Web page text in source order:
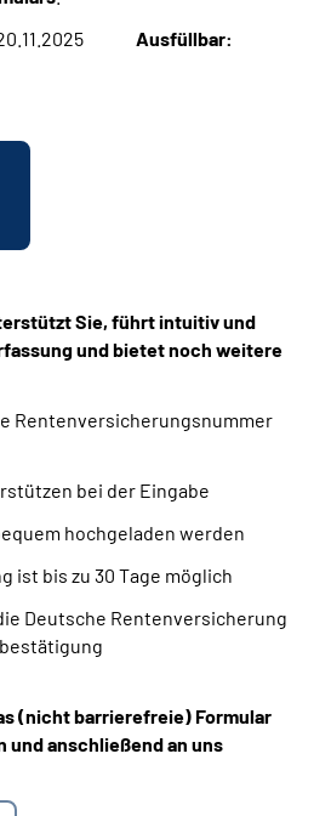
Ausfüllbar:
Sie, führt intuitiv und
und bietet noch weitere
Rentenversicherungsnummer
bei der Eingabe
hochgeladen werden
ist bis zu 30 Tage möglich
Deutsche Rentenversicherung
(nicht barrierefreie) Formular
anschließend an uns